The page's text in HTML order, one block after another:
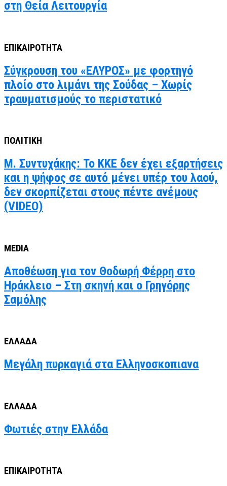
στη Θεία Λειτουργία
ΕΠΙΚΑΙΡΟΤΗΤΑ
Σύγκρουση του «ΕΛΥΡΟΣ» με φορτηγό
πλοίο στο λιμάνι της Σούδας – Χωρίς
τραυματισμούς το περιστατικό
ΠΟΛΙΤΙΚΗ
Μ. Συντυχάκης: Το ΚΚΕ δεν έχει εξαρτήσεις
και η ψήφος σε αυτό μένει υπέρ του λαού,
δεν σκορπίζεται στους πέντε ανέμους
(VIDEO)
MEDIA
Αποθέωση για τον Θοδωρή Φέρρη στο
Ηράκλειο – Στη σκηνή και ο Γρηγόρης
Σαμόλης
ΕΛΛΑΔΑ
Μεγάλη πυρκαγιά στα Ελληνοσκοπιανα
ΕΛΛΑΔΑ
Φωτιές στην Ελλάδα
ΕΠΙΚΑΙΡΟΤΗΤΑ